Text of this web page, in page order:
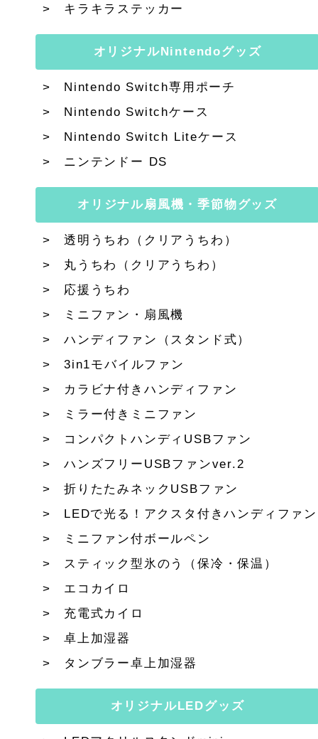
キラキラステッカー
オリジナルNintendoグッズ
Nintendo Switch専用ポーチ
Nintendo Switchケース
Nintendo Switch Liteケース
ニンテンドー DS
オリジナル扇風機・季節物グッズ
透明うちわ（クリアうちわ）
丸うちわ（クリアうちわ）
応援うちわ
ミニファン・扇風機
ハンディファン（スタンド式）
3in1モバイルファン
カラビナ付きハンディファン
ミラー付きミニファン
コンパクトハンディUSBファン
ハンズフリーUSBファンver.2
折りたたみネックUSBファン
LEDで光る！アクスタ付きハンディファン
ミニファン付ボールペン
スティック型氷のう（保冷・保温）
エコカイロ
充電式カイロ
卓上加湿器
タンブラー卓上加湿器
オリジナルLEDグッズ